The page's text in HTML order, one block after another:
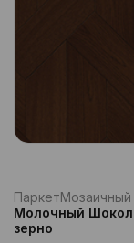
ПаркетМозаичный
Молочный
зерно